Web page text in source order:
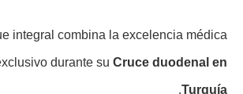
integral combina la excelencia médica
durante su Cruce duodenal en
Turquía
.